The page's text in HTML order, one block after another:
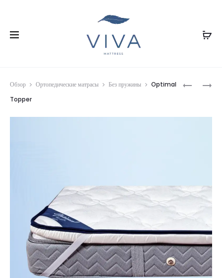
RELAX
VISCO
Обзор Ортопедические матрасы Без пружины
Optimal
Topper